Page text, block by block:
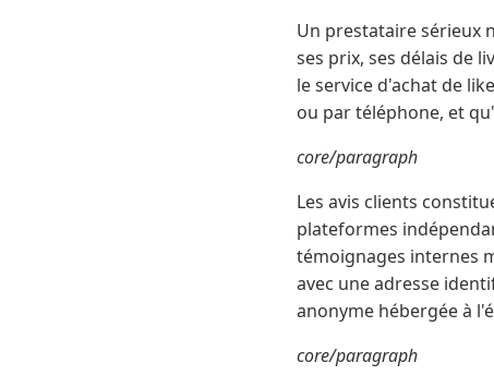
Un prestataire sérieux
ses prix, ses délais de
le service d'achat de
ou par téléphone, et
core/paragraph
Les avis clients
plateformes
témoignages internes
avec une adresse
anonyme hébergée à
core/paragraph